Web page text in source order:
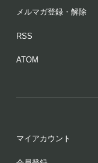
メルマガ登録・解除
RSS
ATOM
マイアカウント